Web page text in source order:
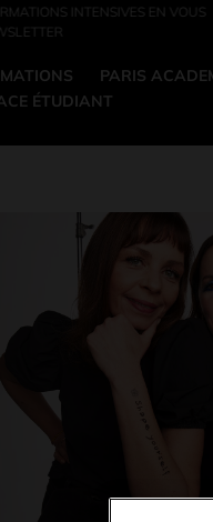
EN SEPTEMBRE,
PARIS
ÉTUDIANT